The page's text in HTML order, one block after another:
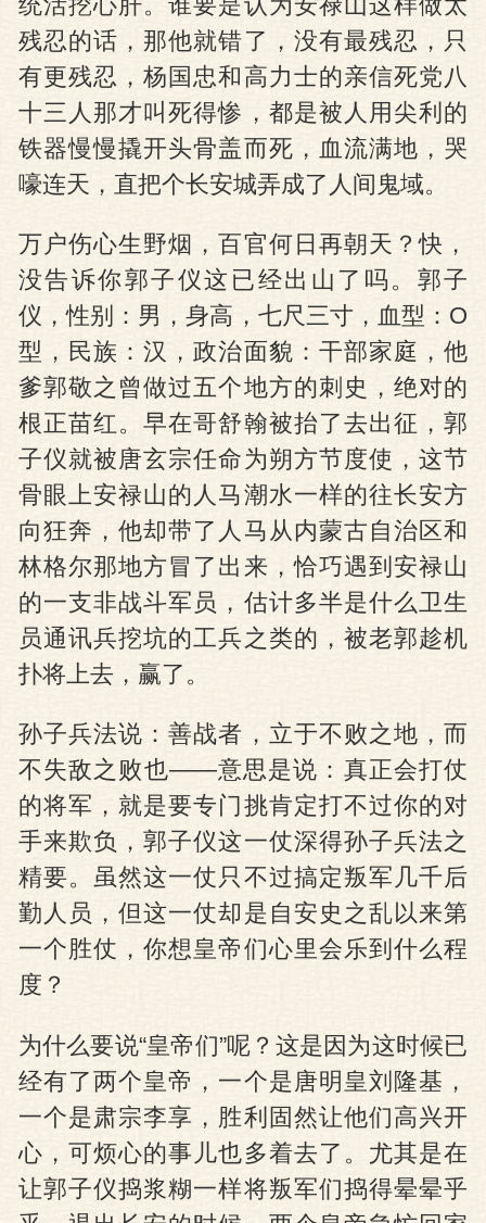
残忍的话，那他就错了，没有最残忍，只
有更残忍，杨国忠和高力士的亲信死党八
十三人那才叫死得惨，都是被人用尖利的
铁器慢慢撬开头骨盖而死，血流满地，哭
嚎连天，直把个长安城弄成了人间鬼域。
万户伤心生野烟，百官何日再朝天？快，
没告诉你郭子仪这已经出山了吗。郭子
仪，性别：男，身高，七尺三寸，血型：O
型，民族：汉，政治面貌：干部家庭，他
爹郭敬之曾做过五个地方的刺史，绝对的
根正苗红。早在哥舒翰被抬了去出征，郭
子仪就被唐玄宗任命为朔方节度使，这节
骨眼上安禄山的人马潮水一样的往长安方
向狂奔，他却带了人马从内蒙古自治区和
林格尔那地方冒了出来，恰巧遇到安禄山
的一支非战斗军员，估计多半是什么卫生
员通讯兵挖坑的工兵之类的，被老郭趁机
扑将上去，赢了。
孙子兵法说：善战者，立于不败之地，而
不失敌之败也——意思是说：真正会打仗
的将军，就是要专门挑肯定打不过你的对
手来欺负，郭子仪这一仗深得孙子兵法之
精要。虽然这一仗只不过搞定叛军几千后
勤人员，但这一仗却是自安史之乱以来第
一个胜仗，你想皇帝们心里会乐到什么程
度？
为什么要说“皇帝们”呢？这是因为这时候已
经有了两个皇帝，一个是唐明皇刘隆基，
一个是肃宗李享，胜利固然让他们高兴开
心，可烦心的事儿也多着去了。尤其是在
让郭子仪捣浆糊一样将叛军们捣得晕晕乎